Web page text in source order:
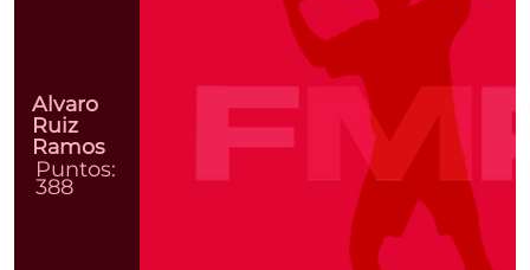
Alvaro
Ruiz
Ramos
Puntos:
388